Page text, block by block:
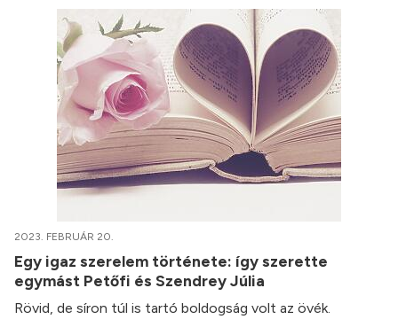
2023. FEBRUÁR 20.
Egy igaz szerelem története: így szerette
egymást Petőfi és Szendrey Júlia
Rövid, de síron túl is tartó boldogság volt az övék.